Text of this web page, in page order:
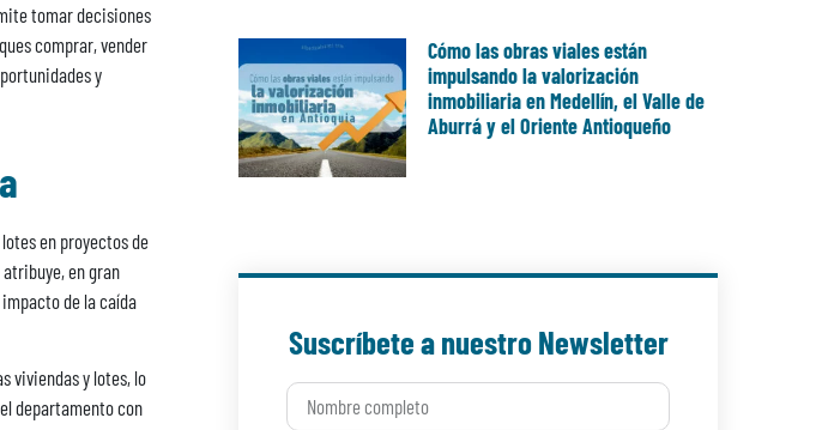
tomar decisiones
comprar, vender
y
en proyectos de
en gran
de la caída
viviendas y lotes, lo
departamento con
Cómo las obras viales están
impulsando la valorización
inmobiliaria en Medellín, el Valle de
Aburrá y el Oriente Antioqueño
Suscríbete a nuestro Newsletter